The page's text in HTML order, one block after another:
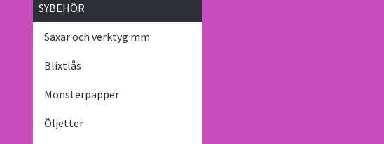
SYBEHÖR
Saxar och verktyg mm
Blixtlås
Mönsterpapper
Öljetter